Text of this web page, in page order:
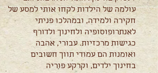
עולמה של הילדות לקחו אותי למסע של
חקירה ולמידה, ובמהלכו פניתי
לאנתרופוסופיה ולחינוך ולדורף
כגישות מרכזיות. עבורי, אהבה
ואומנות הם עמודי תווך חשובים
בחינוך ילדים, וקרקע פוריה